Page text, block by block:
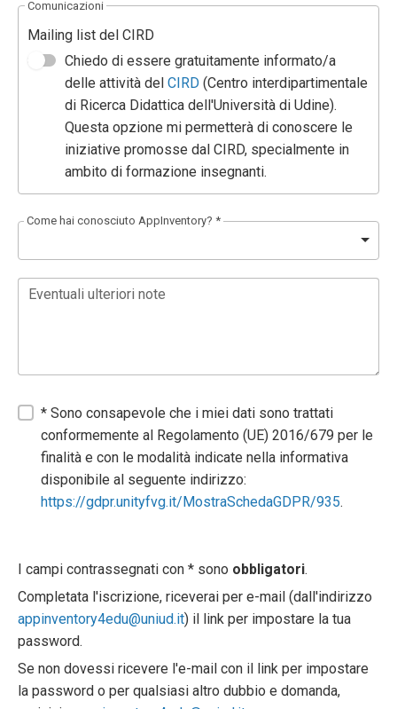
Comunicazioni
Mailing list del CIRD
Chiedo di essere gratuitamente informato/a
delle attività delCIRD (Centro interdipartimentale
di Ricerca Didattica dell'Università di Udine).
Questa opzione mi permetterà di conoscere le
iniziative promosse dal CIRD, specialmente in
ambito di formazione insegnanti.
Come hai conosciuto AppInventory? *
Eventuali ulteriori note
* Sono consapevole che i miei dati sono trattati
conformemente al Regolamento (UE) 2016/679 per le
finalità e con le modalità indicate nella informativa
disponibile al seguente indirizzo:
https://gdpr.unityfvg.it/MostraSchedaGDPR/935.
I campi contrassegnati con * sono obbligatori.
Completata l'iscrizione, riceverai per e-mail (dall'indirizzo
appinventory4edu@uniud.it) il link per impostare la tua
password.
Se non dovessi ricevere l'e-mail con il link per impostare
la password o per qualsiasi altro dubbio e domanda,